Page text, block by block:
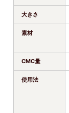
大きさ
素材
CMC量
使用法